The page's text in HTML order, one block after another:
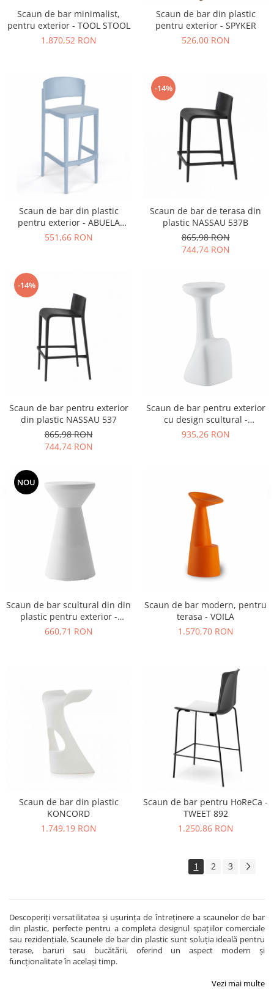
Banchete & tabureti
Baze de masa
Picioare de masa din metal
Picioare de masa din plastic
Picioare de masa reglabile
Scaune inalte de bar
Scaune de bar lemn
Scaune de bar metal
Scaune de bar plastic
Scaune de bar reglabile / rotative
Baruri
Bar la comanda
Bar mobil
Frapiere
Vitrina bar / retrobar
Accesorii
Blaturi de masa
Blaturi din PAL
Blaturi din MDF
Blaturi din metal
Blaturi din lemn masiv
Blaturi din HPL Compact
Blaturi din piatra naturala si
compozit
Scaune profesionale
Scaun laborator
Scaune de lucru
Pergole
Mobilier luminos
Fotolii cafenea
Fotolii lounge
Fotolii restaurant
Tabureti & Bean Bag
Bean bags
Stalpi de iluminat public stradal
Stalpi iluminat alei pietonale
Scaun de bar minimalist,
pentru exterior - TOOL STOOL
1.870,52 RON
Scaun de bar din plastic
pentru exterior - SPYKER
526,00 RON
Scaun de bar din plastic
pentru exterior - ABUELA
STOOL 77
551,66 RON
-14%
Scaun de bar de terasa din
plastic NASSAU 537B
865,98 RON
744,74 RON
-14%
Scaun de bar pentru exterior
din plastic NASSAU 537
865,98 RON
744,74 RON
Scaun de bar pentru exterior
cu design scultural -
ARMILLARIA
935,26 RON
NOU
Scaun de bar scultural din din
plastic pentru exterior -
ROLLER
660,71 RON
Scaun de bar modern, pentru
terasa - VOILA
1.570,70 RON
Scaun de bar din plastic
KONCORD
1.749,19 RON
Scaun de bar pentru HoReCa -
TWEET 892
1.250,86 RON
1 2 3
Descoperiți versatilitatea și ușurința de întreținere a scaunelor de bar
din plastic, perfecte pentru a completa designul spațiilor comerciale
sau rezidențiale. Scaunele de bar din plastic sunt soluția ideală pentru
terase, baruri sau bucătării, oferind un aspect modern și
funcționalitate în același timp.
Vezi mai multe